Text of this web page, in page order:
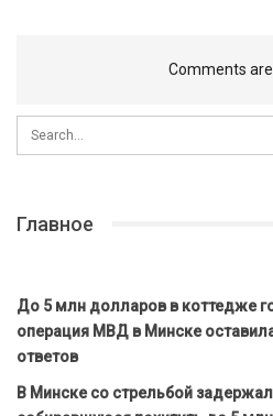
Comments are
Главное
До 5 млн долларов в коттедже
операция МВД в Минске
ответов
В Минске со стрельбой